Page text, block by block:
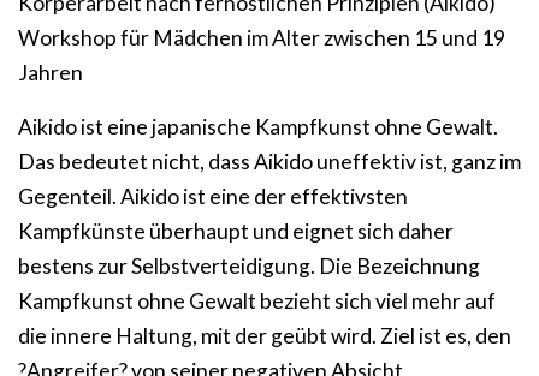
Workshop für Mädchen im Alter zwischen 15 und 19
Jahren
Aikido ist eine japanische Kampfkunst ohne Gewalt.
Das bedeutet nicht, dass Aikido uneffektiv ist, ganz im
Gegenteil. Aikido ist eine der effektivsten
Kampfkünste überhaupt und eignet sich daher
bestens zur Selbstverteidigung. Die Bezeichnung
Kampfkunst ohne Gewalt bezieht sich viel mehr auf
die innere Haltung, mit der geübt wird. Ziel ist es, den
?Angreifer? von seiner negativen Absicht